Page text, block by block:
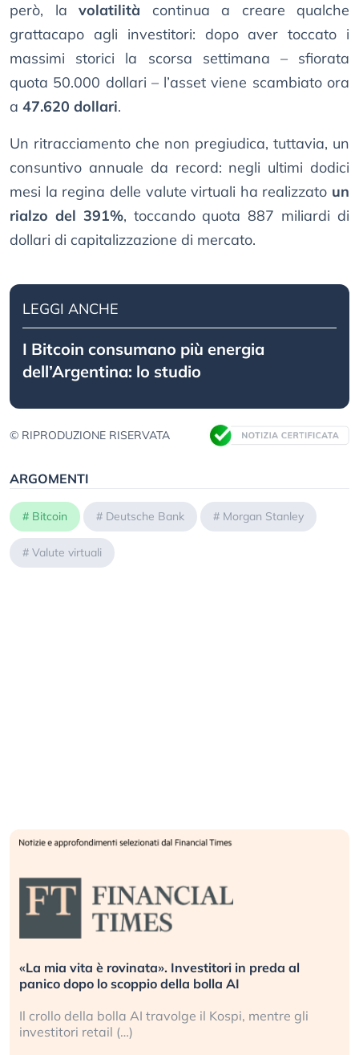
però, la volatilità continua a creare qualche
grattacapo agli investitori: dopo aver toccato i
massimi storici la scorsa settimana – sfiorata
quota 50.000 dollari – l’asset viene scambiato ora
a 47.620 dollari.
Un ritracciamento che non pregiudica, tuttavia, un
consuntivo annuale da record: negli ultimi dodici
mesi la regina delle valute virtuali ha realizzato un
rialzo del 391%, toccando quota 887 miliardi di
dollari di capitalizzazione di mercato.
LEGGI ANCHE
I Bitcoin consumano più energia
dell’Argentina: lo studio
© RIPRODUZIONE RISERVATA
ARGOMENTI
# Bitcoin # Deutsche Bank # Morgan Stanley
# Valute virtuali
«La mia vita è rovinata». Investitori in preda al
panico dopo lo scoppio della bolla AI
Il crollo della bolla AI travolge il Kospi, mentre gli
investitori retail (…)